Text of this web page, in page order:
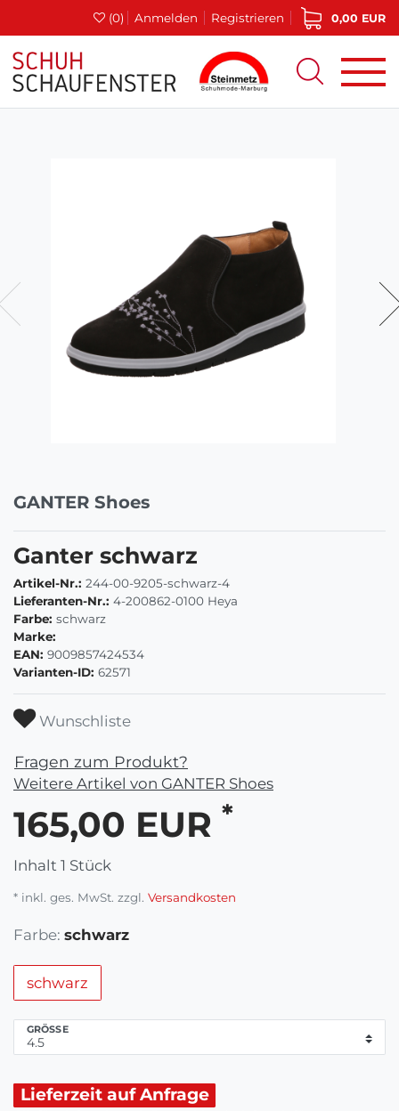
(0) Anmelden Registrieren 0,00 EUR
GANTER Shoes
Ganter schwarz
Artikel-Nr.: 244-00-9205-schwarz-4
Lieferanten-Nr.: 4-200862-0100 Heya
Farbe: schwarz
Marke:
EAN: 9009857424534
Varianten-ID: 62571
Wunschliste
Fragen zum Produkt?
Weitere Artikel von GANTER Shoes
165,00 EUR *
Inhalt 1 Stück
* inkl. ges. MwSt. zzgl. Versandkosten
Farbe: schwarz
schwarz
GRÖSSE
Lieferzeit auf Anfrage